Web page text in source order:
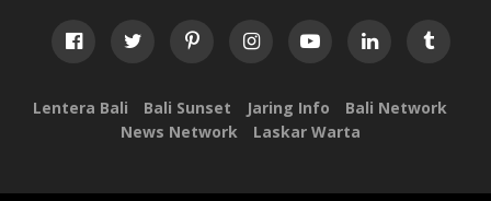
Lentera Bali Bali Sunset Jaring Info
Bali Network
News Network
Laskar Warta